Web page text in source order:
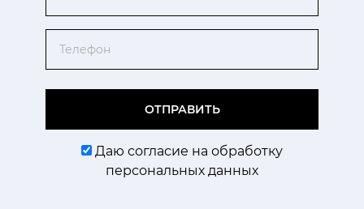
ОТПРАВИТЬ
Даю согласие на обработку
персональных данных